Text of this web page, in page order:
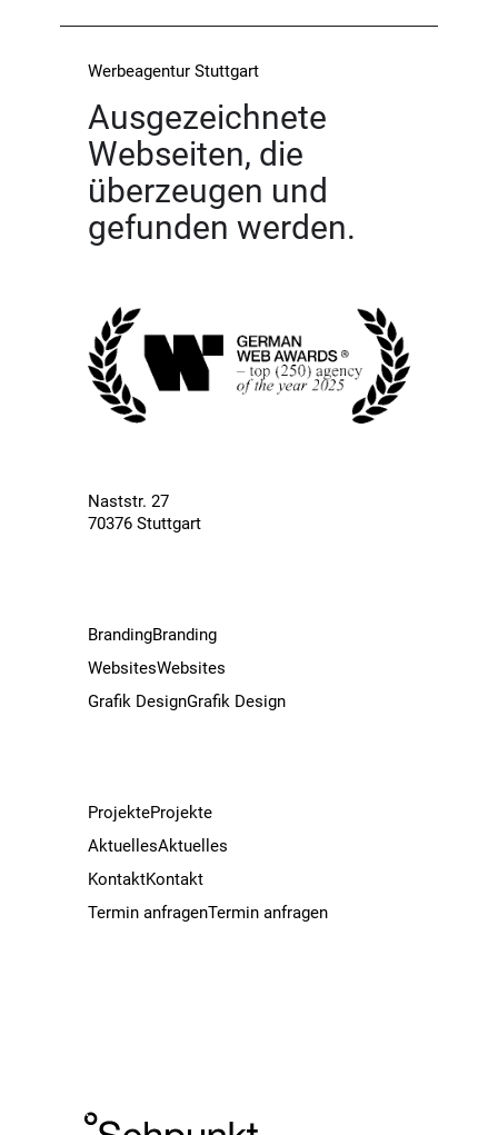
Werbeagentur Stuttgart
Ausgezeichnete
Webseiten, die
überzeugen und
gefunden werden.
Naststr. 27
70376 Stuttgart
BrandingBranding
WebsitesWebsites
Grafik DesignGrafik Design
ProjekteProjekte
AktuellesAktuelles
KontaktKontakt
Termin anfragenTermin anfragen